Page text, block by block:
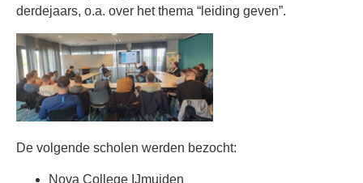
derdejaars, o.a. over het thema “leiding geven”.
De volgende scholen werden bezocht:
Nova College IJmuiden